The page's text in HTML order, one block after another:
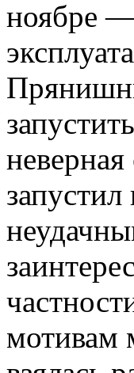
ноябре
мотивам